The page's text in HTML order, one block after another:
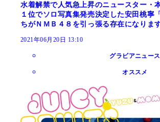
水着解禁で人気急上昇のニュースター・
１位でソロ写真集発売決定した安田桃寧
ちがＮＭＢ４８を引っ張る存在になります
2021年06月20日 13:10
グラビアニュース
オススメ